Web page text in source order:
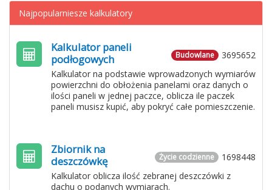
Najpopularniesze kalkulatory
3695652
Budowlane
Kalkulator paneli
podłogowych
Kalkulator na podstawie wprowadzonych wymiarów
powierzchni do obłożenia panelami oraz danych o
ilości paneli w jednej paczce, oblicza ile paczek
paneli musisz kupić, aby pokryć całe pomieszczenie.
1698448
Życie codzienne
Zbiornik na
deszczówkę
Kalkulator oblicza ilość zebranej deszczówki z
dachu o podanych wymiarach.